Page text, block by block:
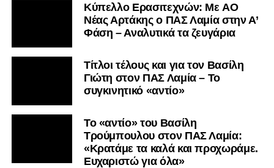
Kύπελλο Ερασιτεχνών: Με AO
Nέας Αρτάκης ο ΠΑΣ Λαμία στην Α’
Φάση – Αναλυτικά τα ζευγάρια
Τίτλοι τέλους και για τον Βασίλη
Γιώτη στον ΠΑΣ Λαμία – Το
συγκινητικό «αντίο»
Το «αντίο» του Βασίλη
Τρούμπουλου στον ΠΑΣ Λαμία:
«Κρατάμε τα καλά και προχωράμε.
Ευχαριστώ για όλα»